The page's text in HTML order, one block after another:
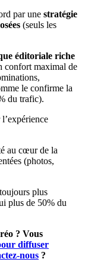
par une stratégie
(seuls les
éditoriale riche
confort maximal de
le confirme la
du trafic).
au cœur de la
(photos,
plus
plus de 50% du
? Vous
diffuser
nous ?